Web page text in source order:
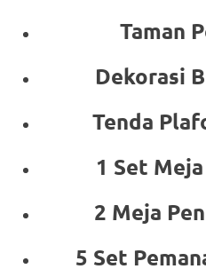
Taman
Dekorasi
Tenda
1 Set
2 Meja
5 Set